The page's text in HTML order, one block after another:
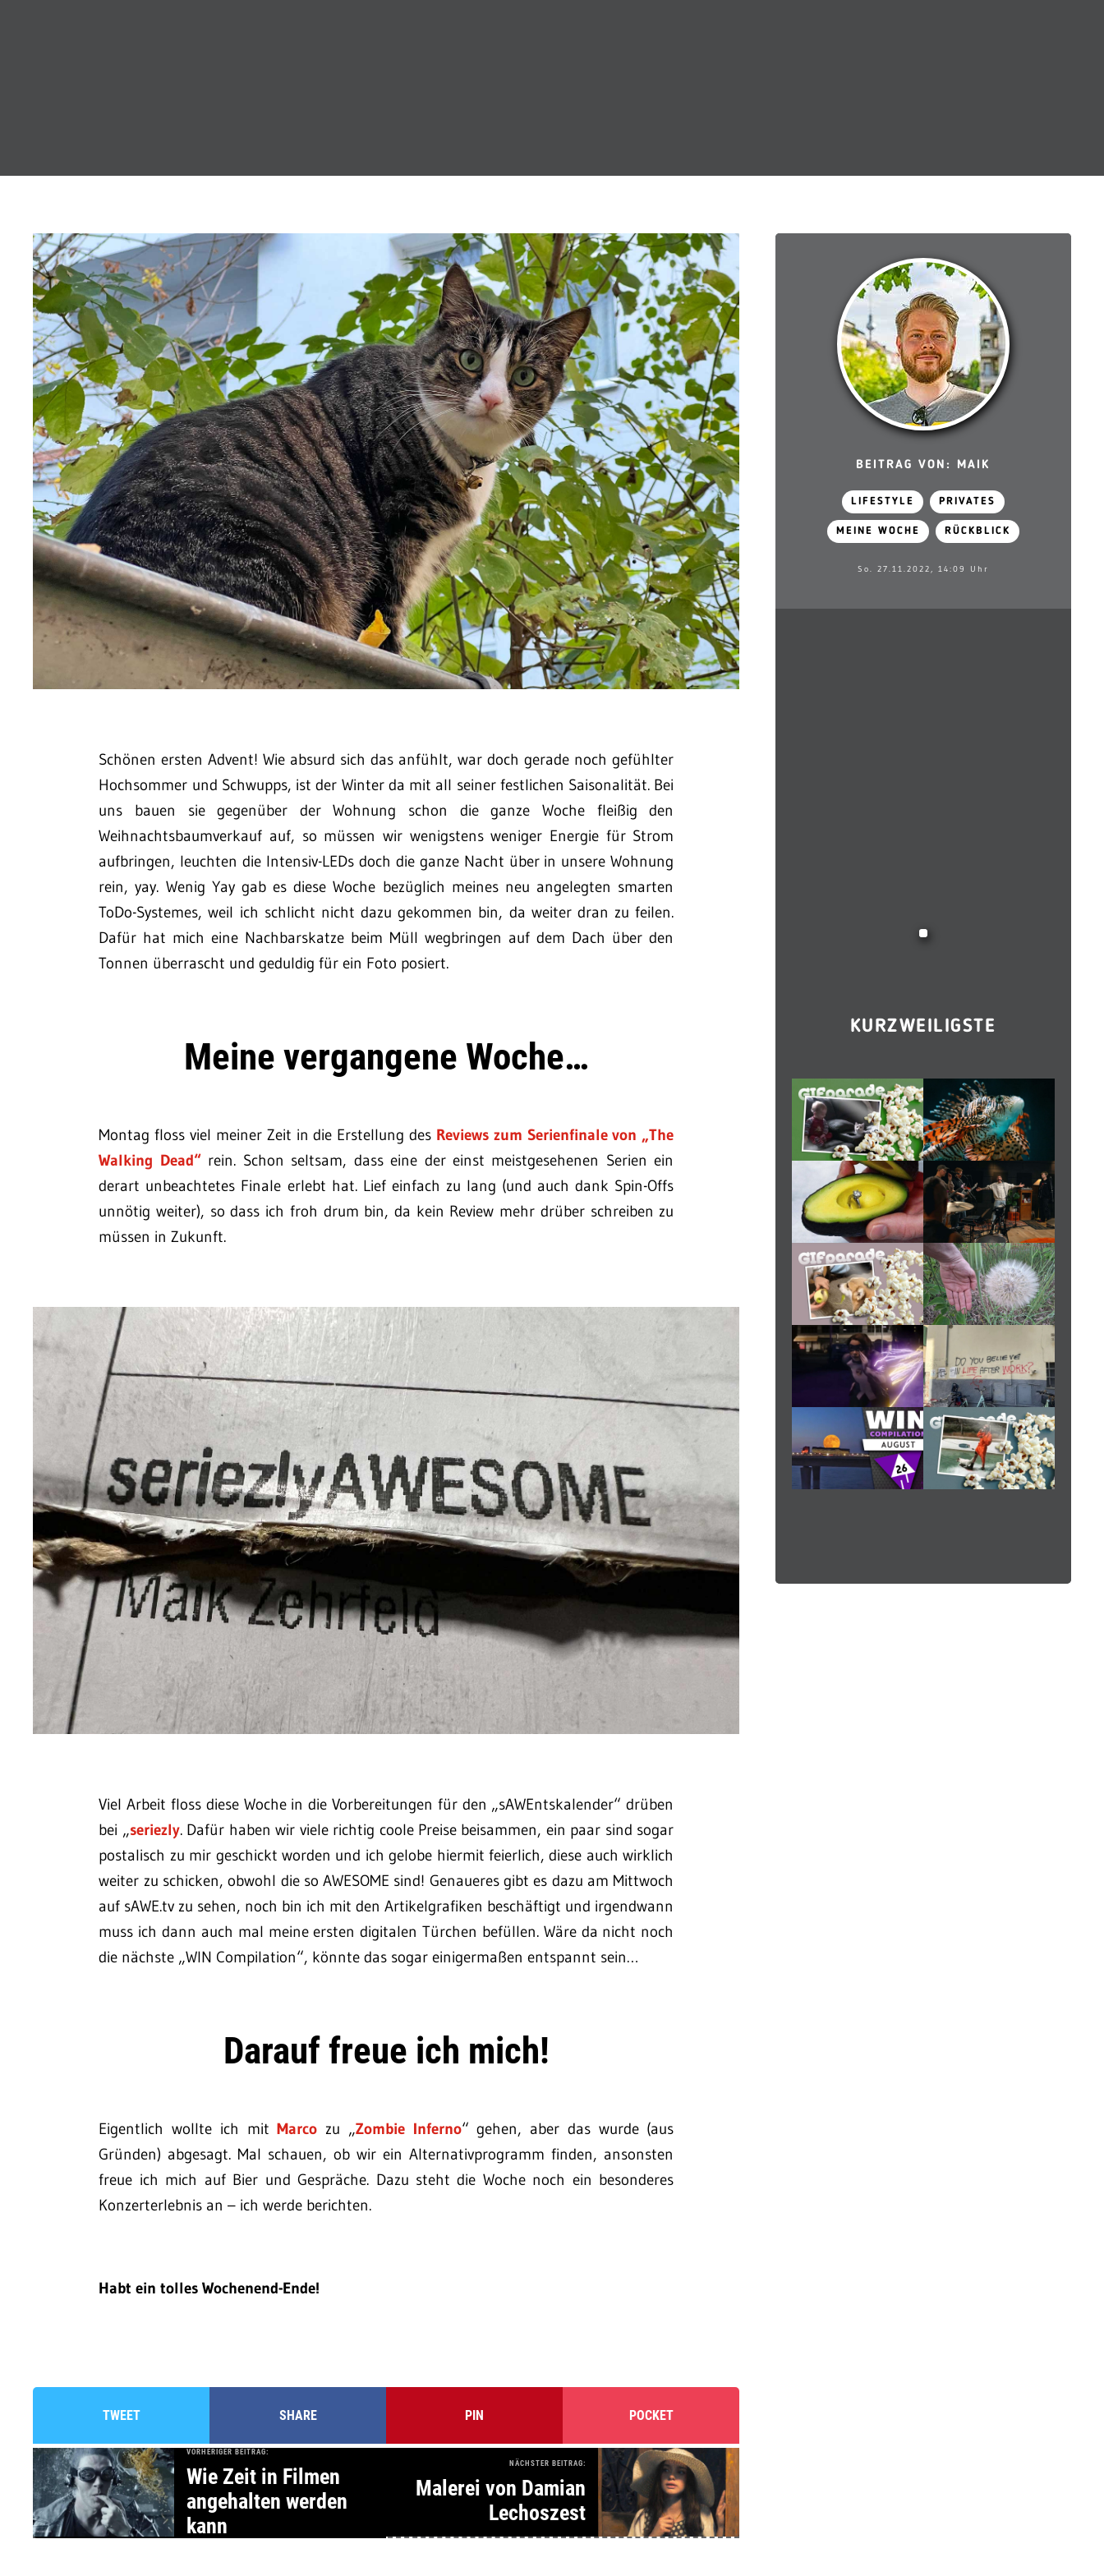
Schönen ersten Advent! Wie absurd sich das anfühlt, war doch gerade noch gefühlter
Hochsommer und Schwupps, ist der Winter da mit all seiner festlichen Saisonalität. Bei
uns bauen sie gegenüber der Wohnung schon die ganze Woche fleißig den
Weihnachtsbaumverkauf auf, so müssen wir wenigstens weniger Energie für Strom
aufbringen, leuchten die Intensiv-LEDs doch die ganze Nacht über in unsere Wohnung
rein, yay. Wenig Yay gab es diese Woche bezüglich meines neu angelegten smarten
ToDo-Systemes, weil ich schlicht nicht dazu gekommen bin, da weiter dran zu feilen.
Dafür hat mich eine Nachbarskatze beim Müll wegbringen auf dem Dach über den
Tonnen überrascht und geduldig für ein Foto posiert.
Meine vergangene Woche…
Montag floss viel meiner Zeit in die Erstellung des Reviews zum Serienfinale von „The
Walking Dead“rein. Schon seltsam, dass eine der einst meistgesehenen Serien ein
derart unbeachtetes Finale erlebt hat. Lief einfach zu lang (und auch dank Spin-Offs
unnötig weiter), so dass ich froh drum bin, da kein Review mehr drüber schreiben zu
müssen in Zukunft.
Viel Arbeit floss diese Woche in die Vorbereitungen für den „sAWEntskalender“ drüben
bei „seriezly. Dafür haben wir viele richtig coole Preise beisammen, ein paar sind sogar
postalisch zu mir geschickt worden und ich gelobe hiermit feierlich, diese auch wirklich
weiter zu schicken, obwohl die so AWESOME sind! Genaueres gibt es dazu am Mittwoch
auf sAWE.tv zu sehen, noch bin ich mit den Artikelgrafiken beschäftigt und irgendwann
muss ich dann auch mal meine ersten digitalen Türchen befüllen. Wäre da nicht noch
die nächste „WIN Compilation“, könnte das sogar einigermaßen entspannt sein…
Darauf freue ich mich!
Eigentlich wollte ich mitMarco zu „Zombie Inferno“ gehen, aber das wurde (aus
Gründen) abgesagt. Mal schauen, ob wir ein Alternativprogramm finden, ansonsten
freue ich mich auf Bier und Gespräche. Dazu steht die Woche noch ein besonderes
Konzerterlebnis an – ich werde berichten.
Habt ein tolles Wochenend-Ende!
TWEET SHARE PIN POCKET
VORHERIGER BEITRAG:
Wie Zeit in Filmen
angehalten werden
kann
NÄCHSTER BEITRAG:
Malerei von Damian
Lechoszest
BEITRAG VON: MAIK
LIFESTYLE PRIVATES
MEINE WOCHE RÜCKBLICK
So. 27.11.2022, 14:09 Uhr
KURZWEILIGSTE